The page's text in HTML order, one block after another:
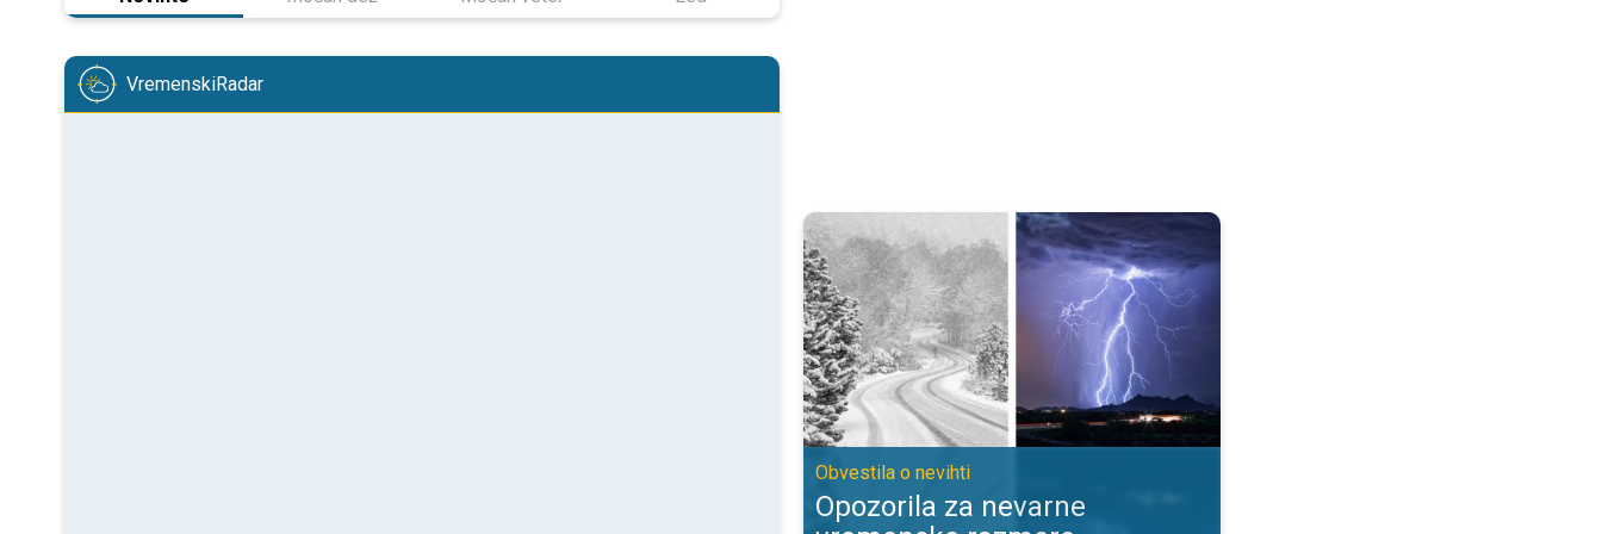
VremenskiRadar
Opozorila za nevarne vremenske razmere. Obvestila o nevihti. . .
Obvestila o nevihti
Opozorila za nevarne